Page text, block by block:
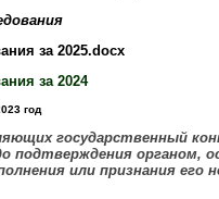
за 2025.docx
за 2024
год
государственный
подтверждения
или признания